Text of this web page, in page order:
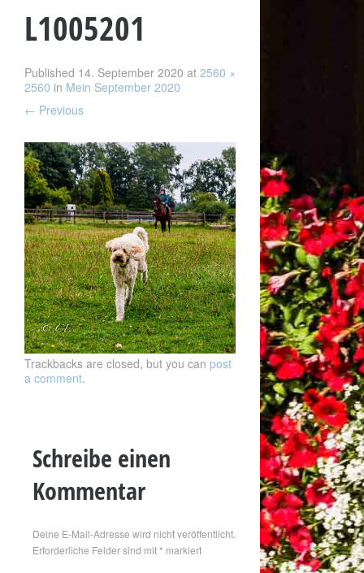
L1005201
Published 14. September 2020 at 2560 ×
2560 in Mein September 2020
← Previous
Trackbacks are closed, but you can post
a comment.
Schreibe einen
Kommentar
Deine E-Mail-Adresse wird nicht veröffentlicht.
Erforderliche Felder sind mit* markiert